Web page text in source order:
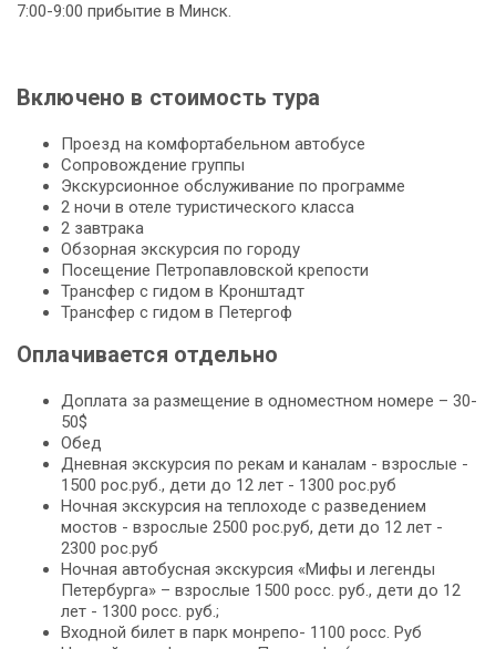
7:00-9:00 прибытие в Минск.
Включено в стоимость тура
Проезд на комфортабельном автобусе
Сопровождение группы
Экскурсионное обслуживание по программе
2 ночи в отеле туристического класса
2 завтрака
Обзорная экскурсия по городу
Посещение Петропавловской крепости
Трансфер с гидом в Кронштадт
Трансфер с гидом в Петергоф
Оплачивается отдельно
Доплата за размещение в одноместном номере – 30-
50$
Обед
Дневная экскурсия по рекам и каналам - взрослые -
1500 рос.руб., дети до 12 лет - 1300 рос.руб
Ночная экскурсия на теплоходе с разведением
мостов - взрослые 2500 рос.руб, дети до 12 лет -
2300 рос.руб
Ночная автобусная экскурсия «Мифы и легенды
Петербурга» – взрослые 1500 росс. руб., дети до 12
лет - 1300 росс. руб.;
Входной билет в парк монрепо- 1100 росс. Руб